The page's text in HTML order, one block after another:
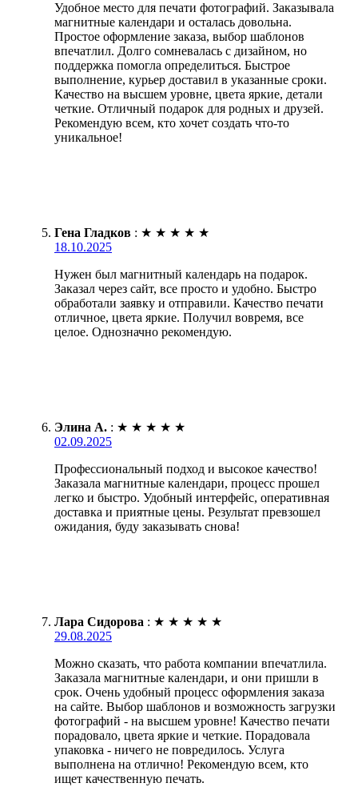
Удобное место для печати фотографий. Заказывала
магнитные календари и осталась довольна.
Простое оформление заказа, выбор шаблонов
впечатлил. Долго сомневалась с дизайном, но
поддержка помогла определиться. Быстрое
выполнение, курьер доставил в указанные сроки.
Качество на высшем уровне, цвета яркие, детали
четкие. Отличный подарок для родных и друзей.
Рекомендую всем, кто хочет создать что-то
уникальное!
Гена Гладков : ★ ★ ★ ★ ★
18.10.2025
Нужен был магнитный календарь на подарок.
Заказал через сайт, все просто и удобно. Быстро
обработали заявку и отправили. Качество печати
отличное, цвета яркие. Получил вовремя, все
целое. Однозначно рекомендую.
Элина А. : ★ ★ ★ ★ ★
02.09.2025
Профессиональный подход и высокое качество!
Заказала магнитные календари, процесс прошел
легко и быстро. Удобный интерфейс, оперативная
доставка и приятные цены. Результат превзошел
ожидания, буду заказывать снова!
Лара Сидорова : ★ ★ ★ ★ ★
29.08.2025
Можно сказать, что работа компании впечатлила.
Заказала магнитные календари, и они пришли в
срок. Очень удобный процесс оформления заказа
на сайте. Выбор шаблонов и возможность загрузки
фотографий - на высшем уровне! Качество печати
порадовало, цвета яркие и четкие. Порадовала
упаковка - ничего не повредилось. Услуга
выполнена на отлично! Рекомендую всем, кто
ищет качественную печать.